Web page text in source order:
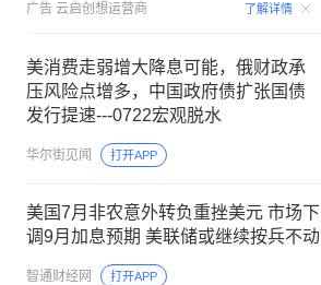
广告 云启创想运营商 了解详情
美消费走弱增大降息可能，俄财政承
压风险点增多，中国政府债扩张国债
发行提速---0722宏观脱水
华尔街见闻 打开APP
美国7月非农意外转负重挫美元 市场下
调9月加息预期 美联储或继续按兵不动
智通财经网 打开APP